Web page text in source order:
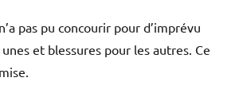
pas pu concourir pour d’imprévu
et blessures pour les autres. Ce